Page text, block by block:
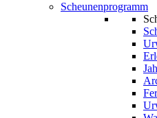
Scheunenprogramm